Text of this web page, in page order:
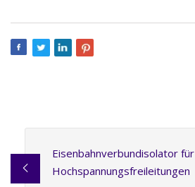
Eisenbahnverbundisolator für
Hochspannungsfreileitungen